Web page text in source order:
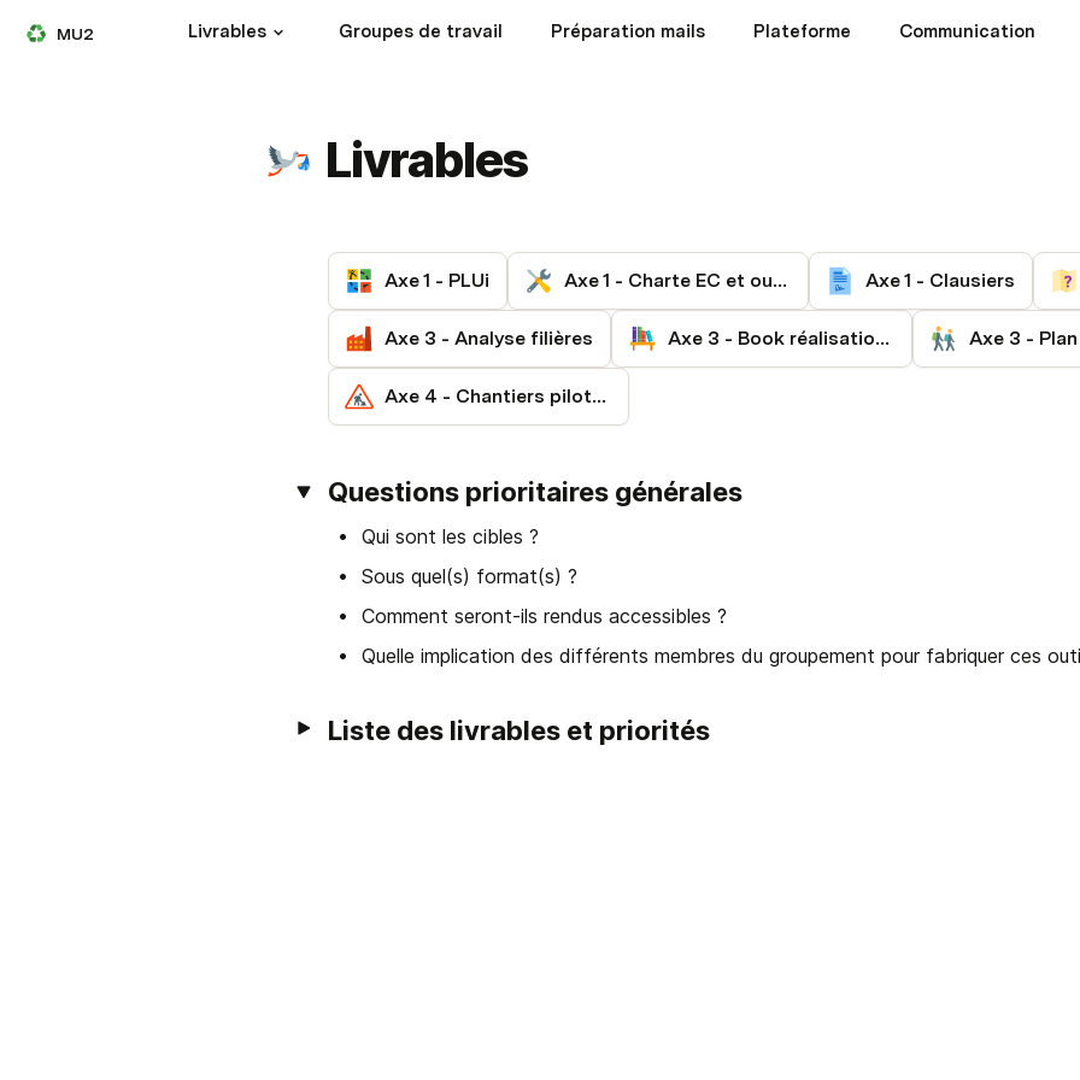
MU2 Livrables Groupes de travail Préparation mails Plateforme Communication
Livrables
Axe 1 - PLUi Axe 1 - Charte EC et outils pilotage Axe 1 - Clausiers
Axe 3 - Analyse filières Axe 3 - Book réalisations
Axe 4 - Chantiers pilotes
Questions prioritaires générales
Qui sont les cibles ?
Sous quel(s) format(s) ?
Comment seront-ils rendus accessibles ?
Quelle implication des différents membres du groupement pour fabriquer ces
Liste des livrables et priorités